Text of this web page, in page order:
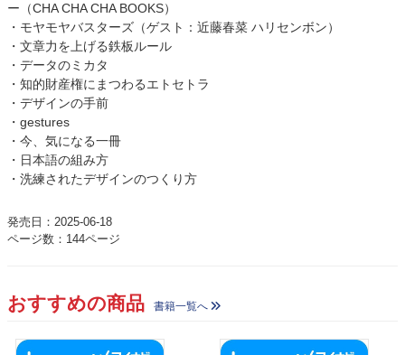
ー（CHA CHA CHA BOOKS）
・モヤモヤバスターズ（ゲスト：近藤春菜 ハリセンボン）
・文章力を上げる鉄板ルール
・データのミカタ
・知的財産権にまつわるエトセトラ
・デザインの手前
・gestures
・今、気になる一冊
・日本語の組み方
・洗練されたデザインのつくり方
発売日：2025-06-18
ページ数：144ページ
おすすめの商品 書籍一覧へ